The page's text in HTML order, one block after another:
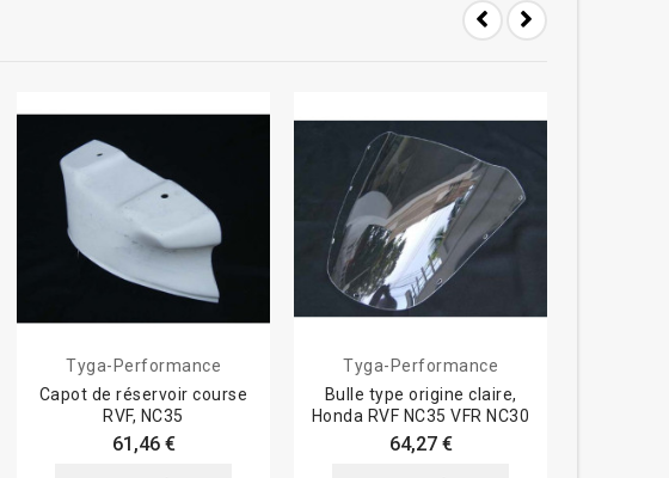
Tyga-Performance
Capot de réservoir course
RVF, NC35
61,46 €
Tyga-Performance
Bulle type origine claire,
Honda RVF NC35 VFR NC30
64,27 €